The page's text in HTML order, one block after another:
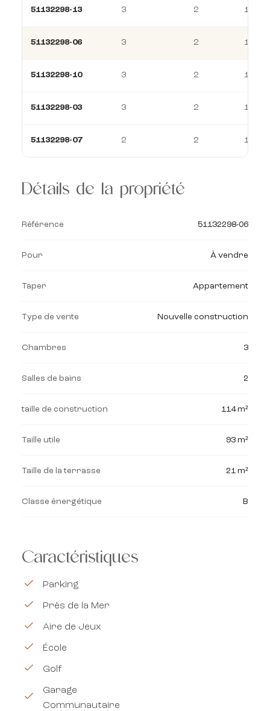
51132298-13 3 2 114
51132298-06 3 2 114
51132298-10 3 2 114
51132298-03 3 2 114
51132298-07 2 2 158
Détails de la propriété
Référence 51132298-06
Pour À vendre
Taper Appartement
Type de vente Nouvelle construction
Chambres 3
Salles de bains 2
taille de construction 114 m²
Taille utile 93 m²
Taille de la terrasse 21 m²
Classe énergétique B
Caractéristiques
Parking
Près de la Mer
Aire de Jeux
École
Golf
Garage
Communautaire